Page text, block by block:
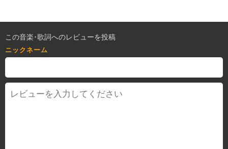
この音楽･歌詞へのレビューを投稿
ニックネーム